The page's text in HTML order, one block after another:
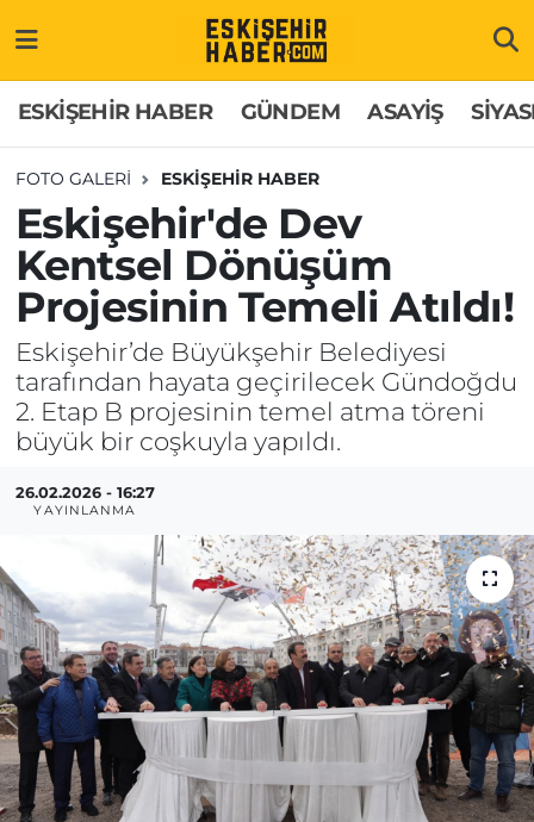
ESKİŞEHİR HABER GÜNDEM ASAYİŞ
FOTO GALERI ESKİŞEHİR HABER
Eskişehir'de Dev
Kentsel Dönüşüm
Projesinin Temeli Atıldı!
Eskişehir’de Büyükşehir Belediyesi
tarafından hayata geçirilecek Gündoğdu
2. Etap B projesinin temel atma töreni
büyük bir coşkuyla yapıldı.
26.02.2026 - 16:27
YAYINLANMA
GÜNDEM
ASAYİŞ
SİYASET
EKONOMİ
SAĞLIK
EĞİTİM
SPOR
MAGAZİN
ESKİŞEHİRSPOR
Hakkımızda
İletişim
Künye
Odunpazarı Trafik Yoğunluk Haritası
Süper Lig Puan Durumu ve Fikstür
Tüm Manşetler
Son Dakika Haberleri
Haber Arşivi